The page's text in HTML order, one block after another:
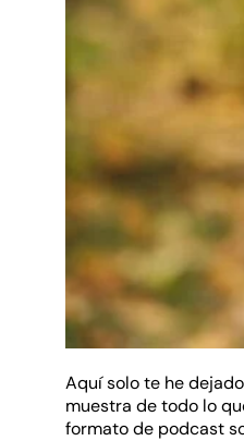
Aquí solo te he
muestra de todo lo
formato de podcast